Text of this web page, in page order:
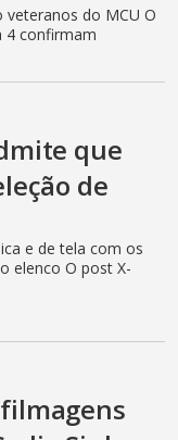
veteranos do MCU O
4 confirmam
que
de
e de tela com os
elenco O post X-